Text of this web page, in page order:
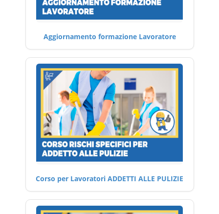
Aggiornamento formazione Lavoratore
Corso per Lavoratori ADDETTI ALLE PULIZIE